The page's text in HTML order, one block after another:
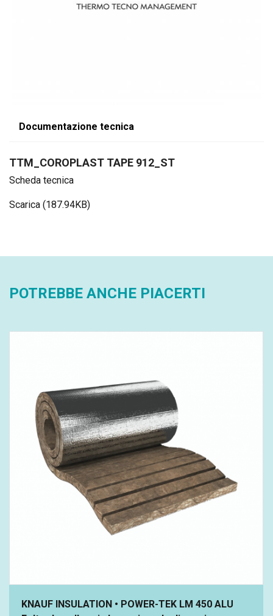
Documentazione tecnica
TTM_COROPLAST TAPE 912_ST
Scheda tecnica
Scarica (187.94KB)
POTREBBE ANCHE PIACERTI
KNAUF INSULATION • POWER-TEK LM 450 ALU